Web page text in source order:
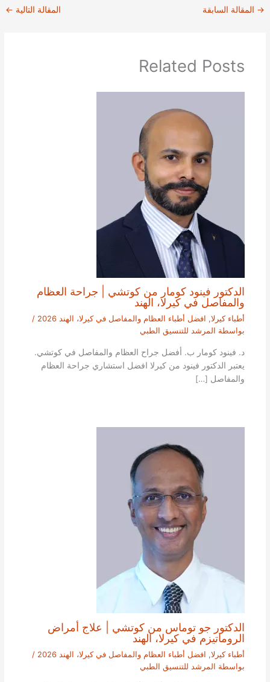
→ المقالة السابقة المقالة التالية ←
Related Posts
الدكتور فينود كومار من كوتشي | جراحة العظام
والمفاصل في كيرلا، الهند
أطباء كيرلا, افضل أطباء العظام والمفاصل في كيرلا، الهند 2026
/
بواسطة المرشد للتنسيق الطبي
د. فينود كومار ب. أفضل جراح العظام والمفاصل في كوتشي.
يعتبر الدكتور فينود من كيرلا افضل استشاري جراحة العظام
والمفاصل […]
الدكتور جو توماس من كوتشي | علاج أمراض
الروماتيزم في كيرلا، الهند
أطباء كيرلا, افضل أطباء العظام والمفاصل في كيرلا، الهند 2026
/
بواسطة المرشد للتنسيق الطبي